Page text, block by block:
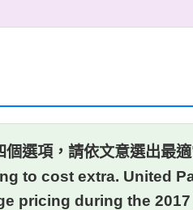
選項，請依文意選出最
to cost extra. United
pricing during the